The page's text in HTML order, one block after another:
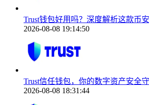
Trust钱包好用吗？深度解析这款币
2026-08-08 19:14:50
Trust信任钱包，你的数字资产安全
2026-08-08 18:31:44